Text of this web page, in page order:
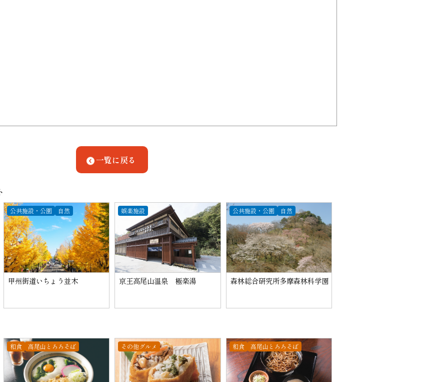
一覧に戻る
公共施設・公園 自然
甲州街道いちょう並木
娯楽施設
京王高尾山温泉 極楽湯
公共施設・公園 自然
森林総合研究所多摩森林科学園
和食 高尾山とろろそば その他グルメ 和食 高尾山とろろそば